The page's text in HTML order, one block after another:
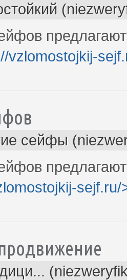
vzlomostojkij-
сейфы
sejf.ru/